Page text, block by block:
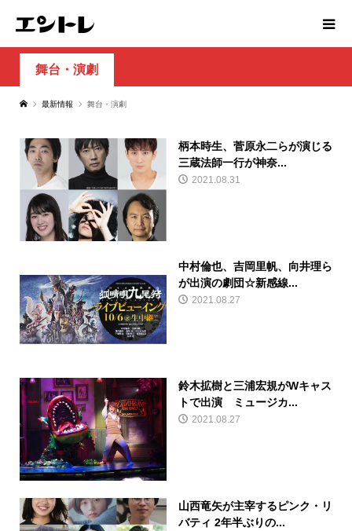
舞台・演劇
最新情報 舞台・演劇
柄本時生、菅原永二らが演じる
三蔵法師一行が神奈...
2021.08.31
中村倫也、吉岡里帆、向井理ら
が出演の劇団☆新感線...
2021.08.27
鈴木拡樹と三浦宏規がWキャス
トで出演 ミュージカ...
2021.08.27
山西竜矢が主宰するピンク・リ
バティ 2年半ぶりの...